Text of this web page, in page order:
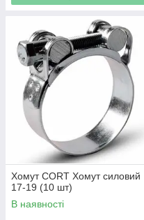
Хомут CORT Хомут силовий
17-19 (10 шт)
В наявності